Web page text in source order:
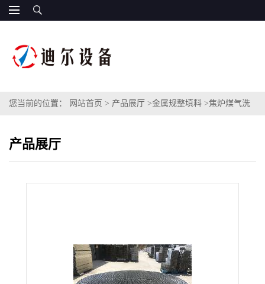
您当前的位置： 网站首页 > 产品展厅 >金属规整填料 >焦炉煤气洗
产品展厅